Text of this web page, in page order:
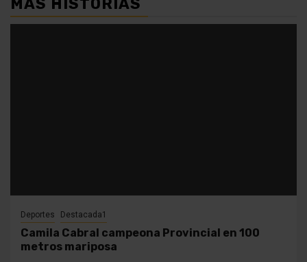
MÁS HISTORIAS
Deportes Destacada1
Camila Cabral campeona Provincial en 100
metros mariposa